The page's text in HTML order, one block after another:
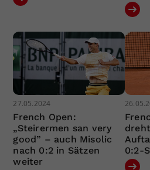
27.05.2024
French Open:
„Steirermen san very
good” – auch Misolic
nach 0:2 in Sätzen
weiter
0:2-